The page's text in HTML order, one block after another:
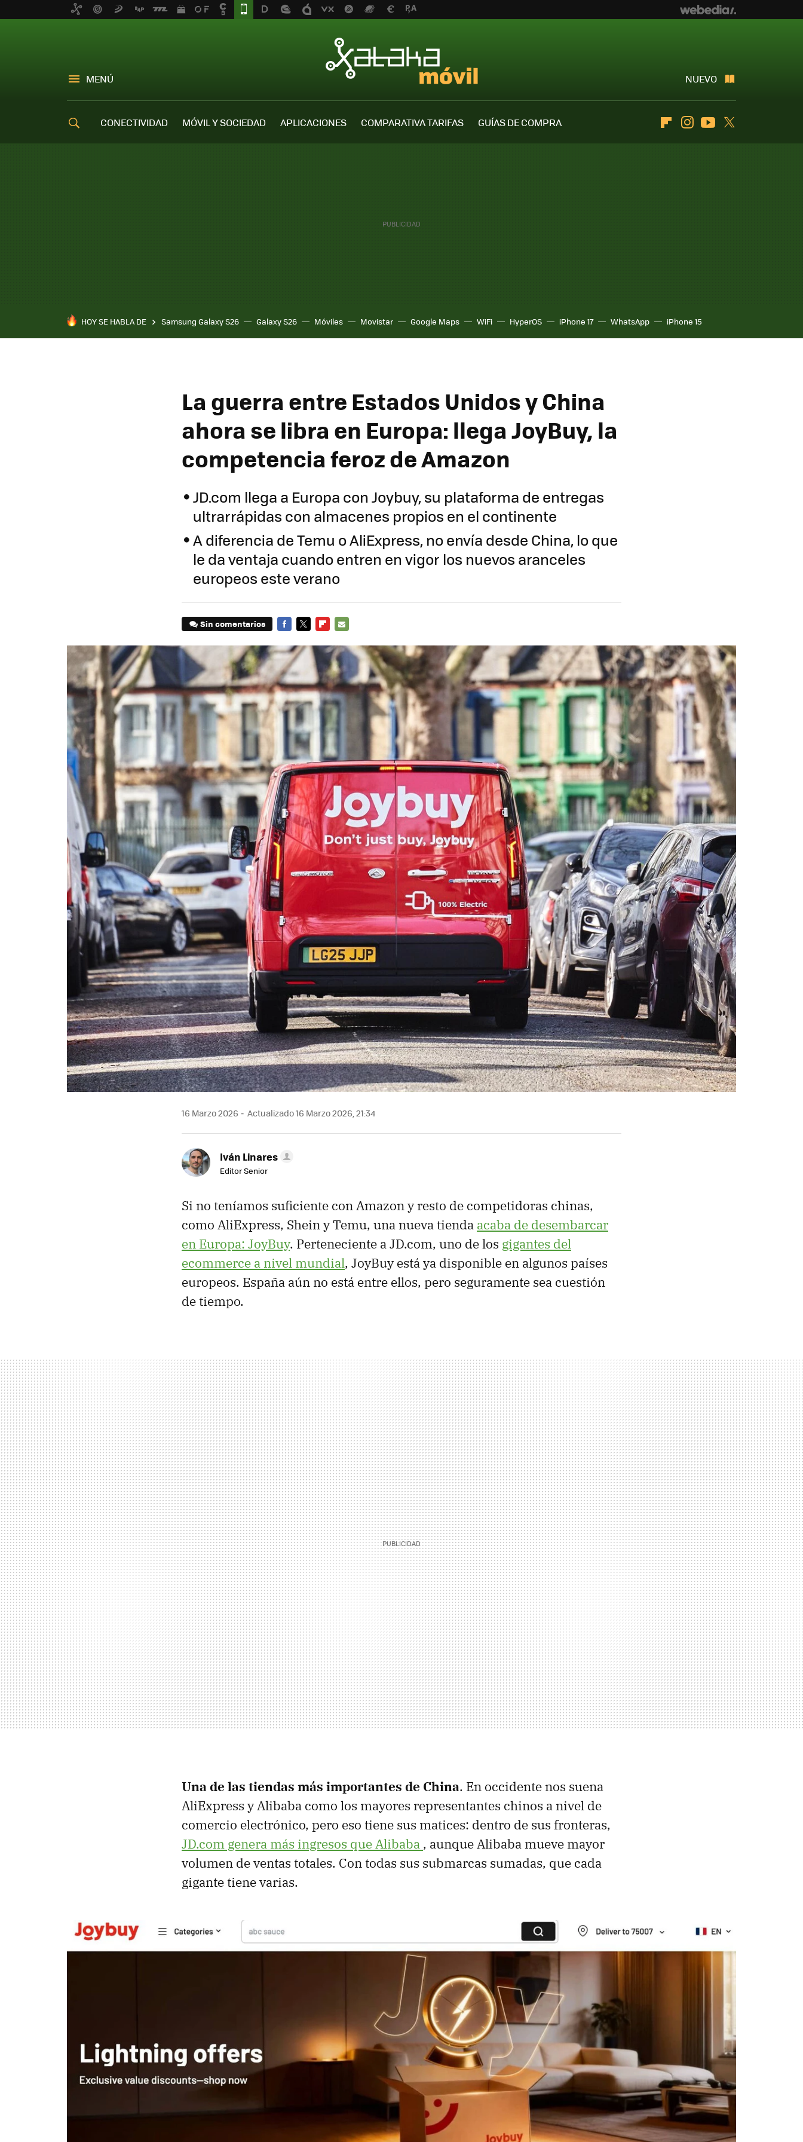
MENÚ NUEVO
CONECTIVIDAD MÓVIL Y SOCIEDAD APLICACIONES COMPARATIVA TARIFAS
GUÍAS DE COMPRA
FlipboardInstagramYoutube
HOY SE HABLA DE Samsung Galaxy S26 Galaxy S26 Móviles Movistar Google Maps WiFi HyperOS iPhone 17 WhatsApp iPhone 15
La guerra entre Estados Unidos y China
ahora se libra en Europa: llega JoyBuy, la
competencia feroz de Amazon
JD.com llega a Europa con Joybuy, su plataforma de entregas
ultrarrápidas con almacenes propios en el continente
A diferencia de Temu o AliExpress, no envía desde China, lo que
le da ventaja cuando entren en vigor los nuevos aranceles
europeos este verano
Sin comentarios
MAIL
16 Marzo 2026 Actualizado 16 Marzo 2026, 21:34
Iván Linares
Editor Senior
Si no teníamos suficiente con Amazon y resto de competidoras chinas,
como AliExpress, Shein y Temu, una nueva tienda acaba de desembarcar
en Europa: JoyBuy. Perteneciente a JD.com, uno de los gigantes del
ecommerce a nivel mundial, JoyBuy está ya disponible en algunos países
europeos. España aún no está entre ellos, pero seguramente sea cuestión
de tiempo.
Una de las tiendas más importantes de China. En occidente nos suena
AliExpress y Alibaba como los mayores representantes chinos a nivel de
comercio electrónico, pero eso tiene sus matices: dentro de sus fronteras,
JD.com genera más ingresos que Alibaba , aunque Alibaba mueve mayor
volumen de ventas totales. Con todas sus submarcas sumadas, que cada
gigante tiene varias.